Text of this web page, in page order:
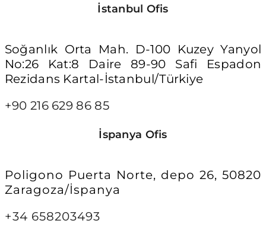
İstanbul Ofis
Soğanlık Orta Mah. D-100 Kuzey Yanyol
No:26 Kat:8 Daire 89-90 Safi Espadon
Rezidans Kartal-İstanbul/Türkiye
+90 216 629 86 85
İspanya Ofis
Poligono Puerta Norte, depo 26, 50820
Zaragoza/İspanya
+34 658203493